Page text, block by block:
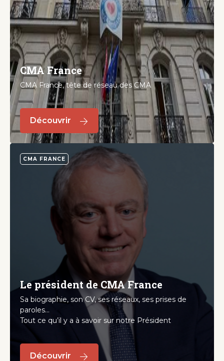
CMA France
CMA France, tête de réseau des CMA
Découvrir
CMA FRANCE
Le président de CMA France
Sa biographie, son CV, ses réseaux, ses prises de
paroles...
Tout ce qu’il y a à savoir sur notre Président
Découvrir